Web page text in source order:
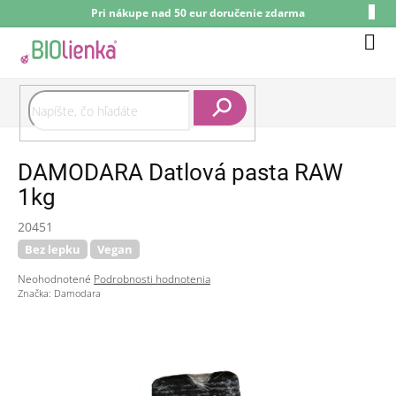
na
obsah
Pri nákupe nad 50 eur doručenie zdarma
DAMODARA Datlová pasta RAW
1kg
20451
Bez lepku Vegan
Priemerné
hodnotenie
Neohodnotené Podrobnosti hodnotenia
Značka: Damodara